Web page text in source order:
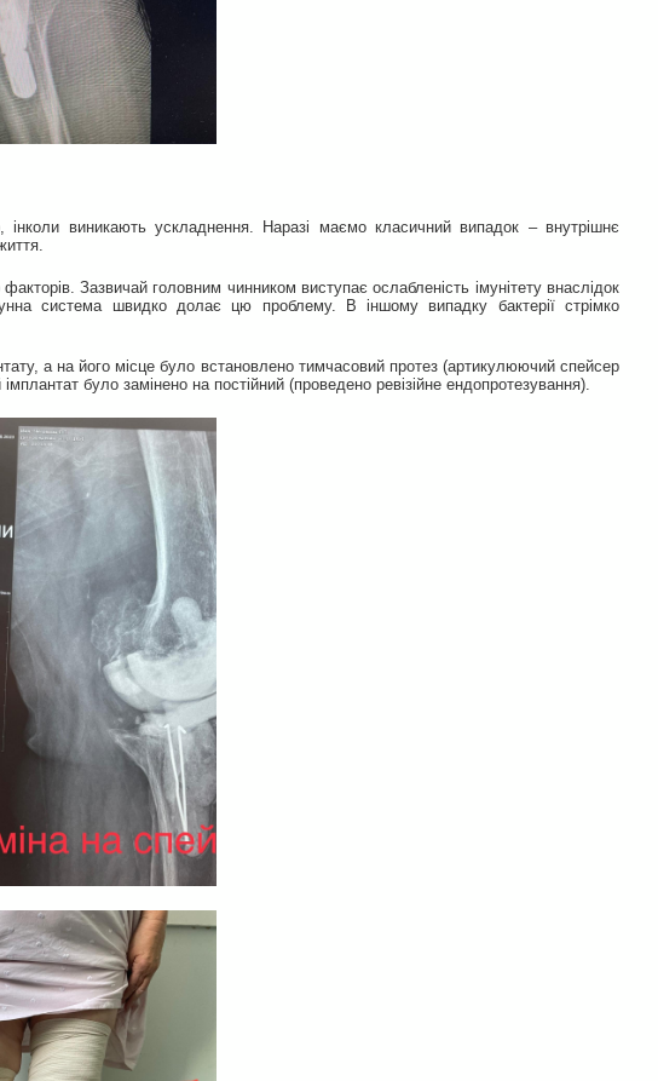
виникають ускладнення. Наразі маємо класичний випадок – внутрішнє
Зазвичай головним чинником виступає ослабленість імунітету внаслідок
система швидко долає цю проблему. В іншому випадку бактерії стрімко
а на його місце було встановлено тимчасовий протез (артикулюючий спейсер
було замінено на постійний (проведено ревізійне ендопротезування).